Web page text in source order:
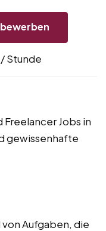
/ Stunde
Jobs in
gewissenhafte
Aufgaben, die